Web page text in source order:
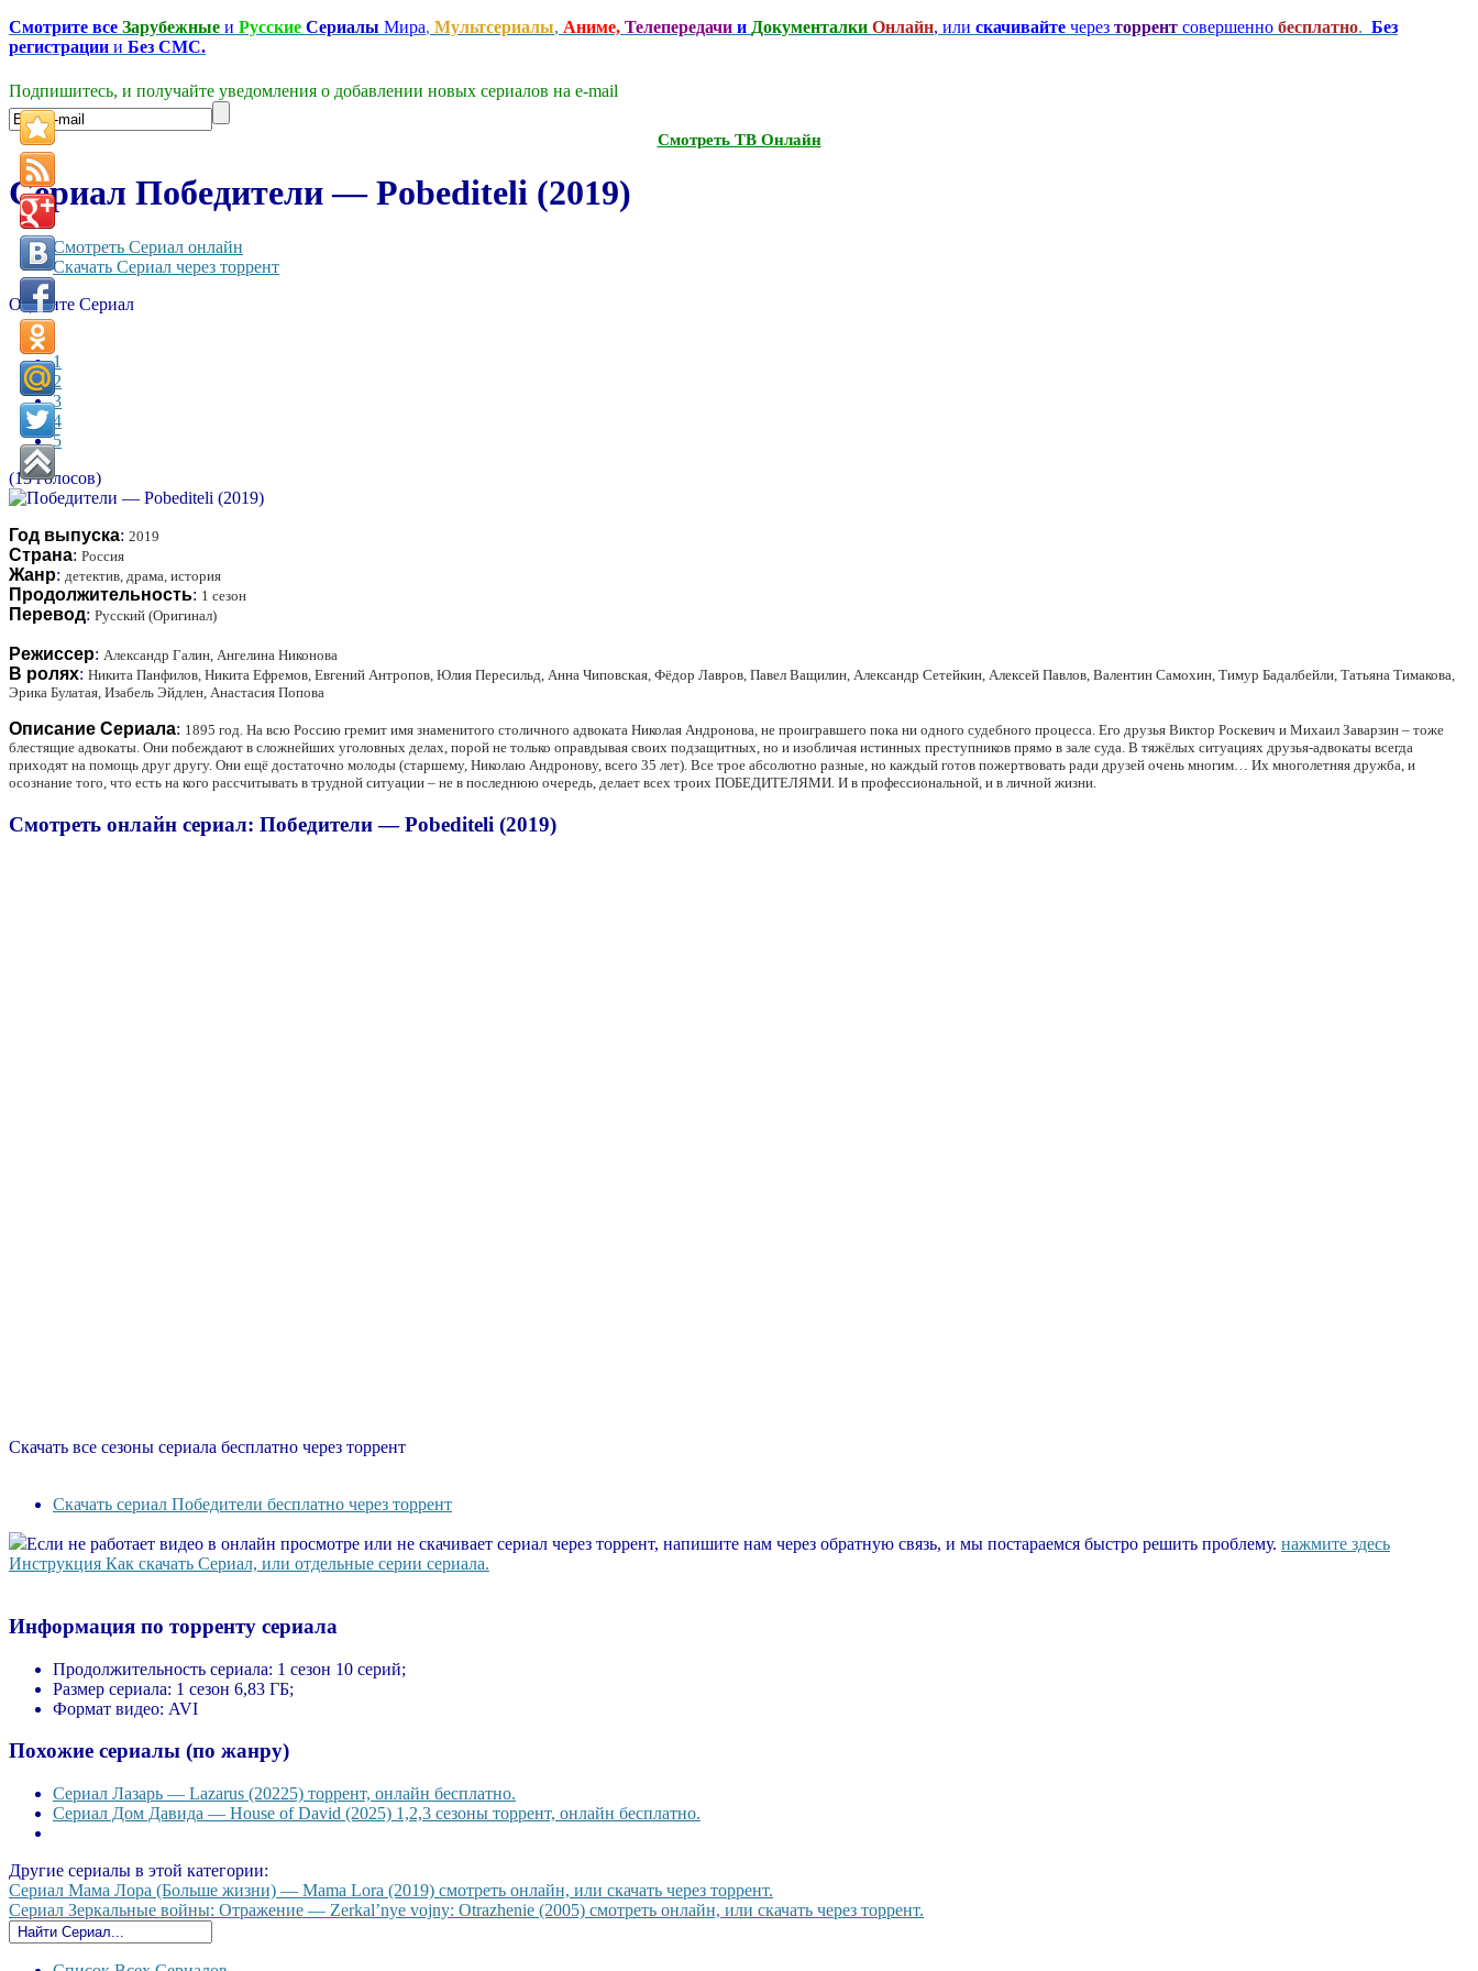
Смотрите все Зарубежные и Русские Сериалы Мира, Мультсериалы, Аниме, Телепередачи и Документалки Онлайн, или скачивайте через торрент совершенно бесплатно. Без
регистрации и Без СМС.
Подпишитесь, и получайте уведомления о добавлении новых сериалов на e-mаil
Смотреть ТВ Онлайн
Сериал Победители — Pobediteli (2019)
Смотреть Сериал онлайн
Скачать Сериал через торрент
Оцените Сериал
1
2
3
4
5
(13 голосов)
Год выпуска: 2019
Страна: Россия
Жанр: детектив, драма, история
Продолжительность: 1 сезон
Перевод: Русский (Оригинал)
Режиссер: Александр Галин, Ангелина Никонова
В ролях: Никита Панфилов, Никита Ефремов, Евгений Антропов, Юлия Пересильд, Анна Чиповская, Фёдор Лавров, Павел Ващилин, Александр Сетейкин, Алексей Павлов, Валентин Самохин, Тимур Бадалбейли, Татьяна Тимакова,
Эрика Булатая, Изабель Эйдлен, Анастасия Попова
Описание Сериала: 1895 год. На всю Россию гремит имя знаменитого столичного адвоката Николая Андронова, не проигравшего пока ни одного судебного процесса. Его друзья Виктор Роскевич и Михаил Заварзин – тоже
блестящие адвокаты. Они побеждают в сложнейших уголовных делах, порой не только оправдывая своих подзащитных, но и изобличая истинных преступников прямо в зале суда. В тяжёлых ситуациях друзья-адвокаты всегда
приходят на помощь друг другу. Они ещё достаточно молоды (старшему, Николаю Андронову, всего 35 лет). Все трое абсолютно разные, но каждый готов пожертвовать ради друзей очень многим… Их многолетняя дружба, и
осознание того, что есть на кого рассчитывать в трудной ситуации – не в последнюю очередь, делает всех троих ПОБЕДИТЕЛЯМИ. И в профессиональной, и в личной жизни.
Смотреть онлайн сериал: Победители — Pobediteli (2019)
Скачать все сезоны сериала бесплатно через торрент
Скачать сериал Победители бесплатно через торрент
Если не работает видео в онлайн просмотре или не скачивает сериал через торрент, напишите нам через обратную связь, и мы постараемся быстро решить проблему. нажмите здесь
Инструкция Как скачать Сериал, или отдельные серии сериала.
Информация по торренту сериала
Продолжительность сериала: 1 сезон 10 серий;
Размер сериала: 1 сезон 6,83 ГБ;
Формат видео: AVI
Похожие сериалы (по жанру)
Сериал Лазарь — Lazarus (20225) торрент, онлайн бесплатно.
Сериал Дом Давида — House of David (2025) 1,2,3 сезоны торрент, онлайн бесплатно.
Другие сериалы в этой категории:
Сериал Мама Лора (Больше жизни) — Mama Lora (2019) смотреть онлайн, или скачать через торрент.
Сериал Зеркальные войны: Отражение — Zerkal’nye vojny: Otrazhenie (2005) смотреть онлайн, или скачать через торрент.